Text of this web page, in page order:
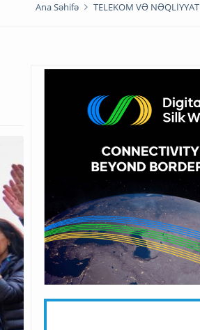
Ana Səhifə TELEKOM VƏ NƏQLİYYAT